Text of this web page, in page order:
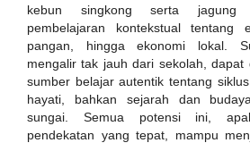
kebun singkong serta jagung
pembelajaran kontekstual tentang
pangan, hingga ekonomi lokal.
mengalir tak jauh dari sekolah, dapat
sumber belajar autentik tentang
hayati, bahkan sejarah dan
sungai. Semua potensi ini,
pendekatan yang tepat, mampu